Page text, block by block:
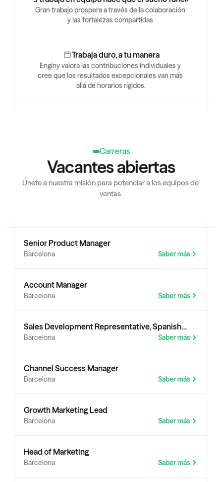
Gran trabajo prospera a través de la colaboración
y las fortalezas compartidas.
Trabaja duro, a tu manera
Enginy valora las contribuciones individuales y
cree que los resultados excepcionales van más
allá de horarios rígidos.
Carreras
Vacantes abiertas
Únete a nuestra misión para potenciar a los equipos de
ventas.
Senior Product Manager
Barcelona Saber más
Account Manager
Barcelona Saber más
Sales Development Representative, Spanish
Market - Outbound
Barcelona Saber más
Channel Success Manager
Barcelona Saber más
Growth Marketing Lead
Barcelona Saber más
Head of Marketing
Barcelona Saber más